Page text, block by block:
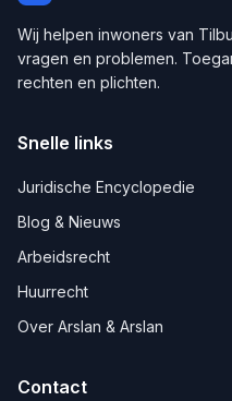
Wij helpen inwoners van
vragen en problemen.
rechten en plichten.
Snelle links
Juridische Encyclopedie
Blog & Nieuws
Arbeidsrecht
Huurrecht
Over Arslan & Arslan
Contact